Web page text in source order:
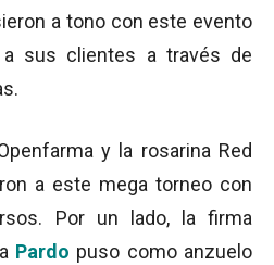
a tono con este evento
sus clientes a través de
y la rosarina Red
a este mega torneo con
Por un lado, la firma
Pardo puso como anzuelo